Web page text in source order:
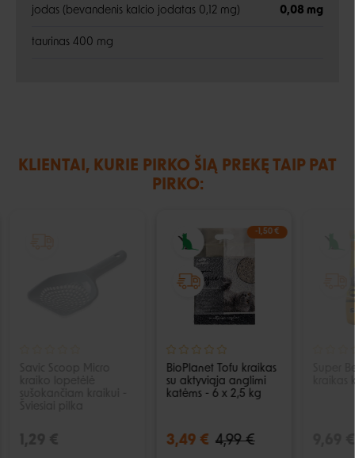
jodas (bevandenis kalcio jodatas 0,12 mg) 0,08 mg
taurinas 400 mg
KLIENTAI, KURIE PIRKO ŠIĄ PREKĘ TAIP PAT
PIRKO:
-1,50 €
BioPlanet Tofu kraikas
su aktyviąja anglimi
katėms - 6 x 2,5 kg
3,49 € 4,99 €
Super
kraikas